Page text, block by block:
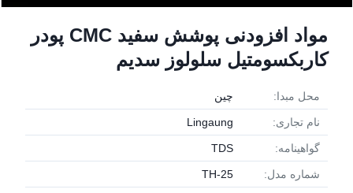
مواد افزودنی پوشش سفید CMC پودر
کاربکسومتیل سلولوز سدیم
محل مبدا: چین
نام تجاری: Lingaung
گواهینامه: TDS
شماره مدل: TH-25